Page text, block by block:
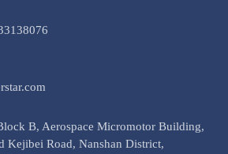
B, Aerospace Micromotor Building,
Kejibei Road, Nanshan District,